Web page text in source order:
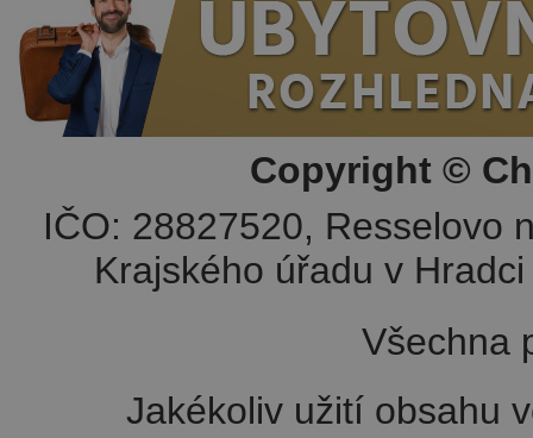
Copyright ©
IČO: 28827520, Resselovo
Krajského úřadu v
Všechna
Jakékoliv užití obsahu